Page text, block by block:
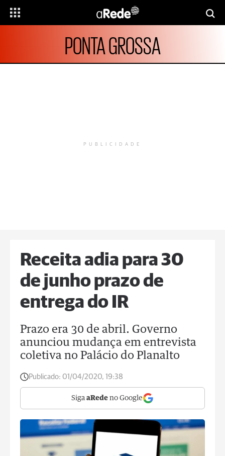
PONTA GROSSA
PUBLICIDADE
Receita adia para 30
de junho prazo de
entrega do IR
Prazo era 30 de abril. Governo
anunciou mudança em entrevista
coletiva no Palácio do Planalto
Publicado: 01/04/2020, 19:38
Siga aRede no Google